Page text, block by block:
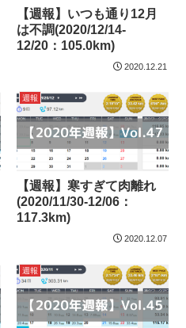
【週報】いつも通り12月
は不調(2020/12/14-
12/20：105.0km)
2020.12.21
週報
【週報】寒すぎて肉離れ
(2020/11/30-12/06：
117.3km)
2020.12.07
週報